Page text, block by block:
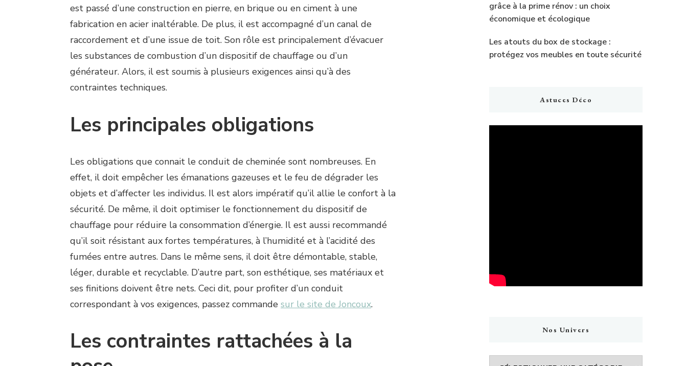
est passé d’une construction en pierre, en brique ou en ciment à une
fabrication en acier inaltérable. De plus, il est accompagné d’un canal de
raccordement et d’une issue de toit. Son rôle est principalement d’évacuer
les substances de combustion d’un dispositif de chauffage ou d’un
générateur. Alors, il est soumis à plusieurs exigences ainsi qu’à des
contraintes techniques.
Les principales obligations
Les obligations que connait le conduit de cheminée sont nombreuses. En
effet, il doit empêcher les émanations gazeuses et le feu de dégrader les
objets et d’affecter les individus. Il est alors impératif qu’il allie le confort à la
sécurité. De même, il doit optimiser le fonctionnement du dispositif de
chauffage pour réduire la consommation d’énergie. Il est aussi recommandé
qu’il soit résistant aux fortes températures, à l’humidité et à l’acidité des
fumées entre autres. Dans le même sens, il doit être démontable, stable,
léger, durable et recyclable. D’autre part, son esthétique, ses matériaux et
ses finitions doivent être nets. Ceci dit, pour profiter d’un conduit
correspondant à vos exigences, passez commande sur le site de Joncoux.
Les contraintes rattachées à la
grâce à la prime rénov : un choix
économique et écologique
Les atouts du box de stockage :
protégez vos meubles en toute sécurité
Astuces Déco
Nos Univers
Nos